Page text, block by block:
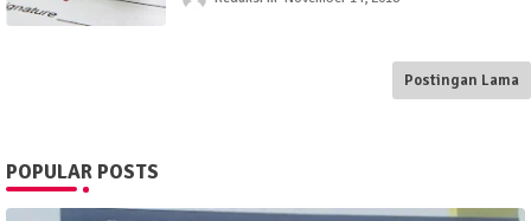
Postingan Lama
POPULAR POSTS